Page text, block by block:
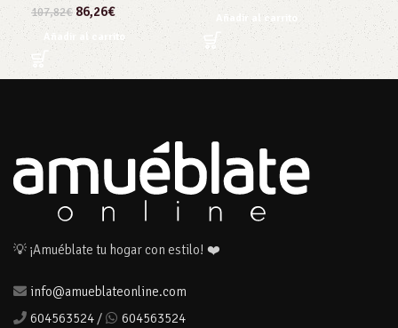
107,82€ 86,26€
Añadir al carrito
Añadir al carrito
💡 ¡Amuéblate tu hogar con estilo! ❤️
info@amueblateonline.com
604563524 /
604563524